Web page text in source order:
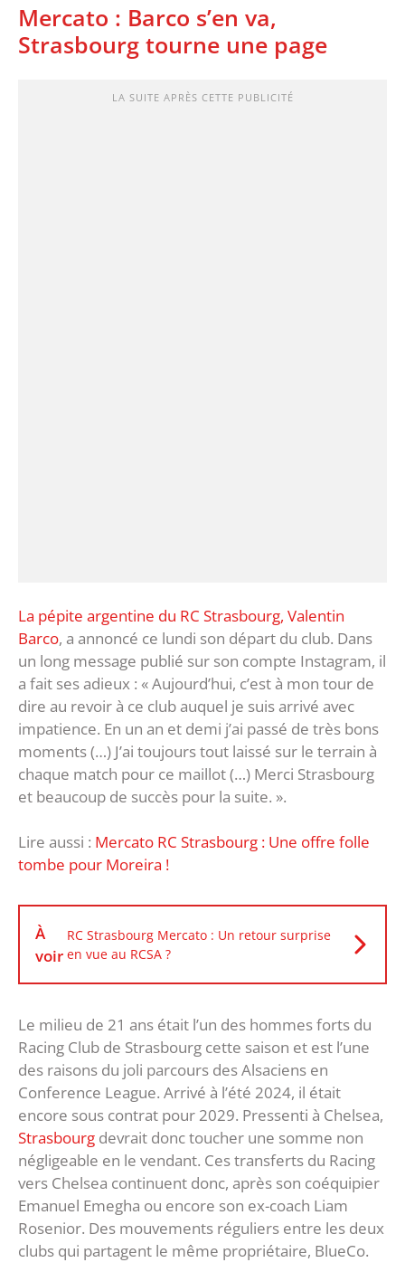
Mercato : Barco s’en va,
Strasbourg tourne une page
LA SUITE APRÈS CETTE PUBLICITÉ
La pépite argentine du RC Strasbourg, Valentin
Barco, a annoncé ce lundi son départ du club. Dans
un long message publié sur son compte Instagram, il
a fait ses adieux : « Aujourd’hui, c’est à mon tour de
dire au revoir à ce club auquel je suis arrivé avec
impatience. En un an et demi j’ai passé de très bons
moments (…) J’ai toujours tout laissé sur le terrain à
chaque match pour ce maillot (…) Merci Strasbourg
et beaucoup de succès pour la suite. ».
Lire aussi : Mercato RC Strasbourg : Une offre folle
tombe pour Moreira !
À
voir
RC Strasbourg Mercato : Un retour surprise
en vue au RCSA ?
Le milieu de 21 ans était l’un des hommes forts du
Racing Club de Strasbourg cette saison et est l’une
des raisons du joli parcours des Alsaciens en
Conference League. Arrivé à l’été 2024, il était
encore sous contrat pour 2029. Pressenti à Chelsea,
Strasbourg devrait donc toucher une somme non
négligeable en le vendant. Ces transferts du Racing
vers Chelsea continuent donc, après son coéquipier
Emanuel Emegha ou encore son ex-coach Liam
Rosenior. Des mouvements réguliers entre les deux
clubs qui partagent le même propriétaire, BlueCo.